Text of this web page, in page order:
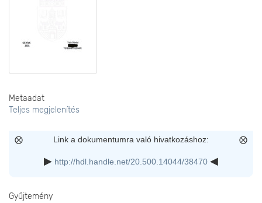
Metaadat
Teljes megjelenítés
Link a dokumentumra való hivatkozáshoz:
http://hdl.handle.net/20.500.14044/38470
Gyűjtemény